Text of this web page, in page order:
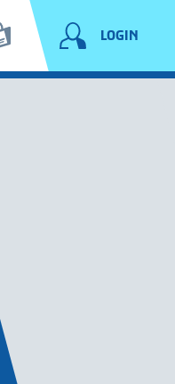
LOGIN